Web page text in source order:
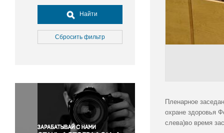
Досуг, туризм и отдых
Культура
Медицина
Окружающая среда
Политика
Правосудие
Происшествия и конфликты
Найти
Сбросить фильтр
Пленарное
охране здоровья
слева)во время